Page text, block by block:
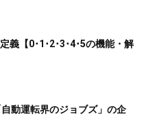
義【0･1･2･3･4･5の機能・解
動運転界のジョブズ」の企